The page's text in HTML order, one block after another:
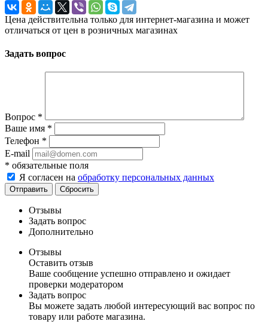
Цена действительна только для интернет-магазина и может
отличаться от цен в розничных магазинах
Задать вопрос
Вопрос *
Ваше имя *
Телефон *
E-mail
* обязательные поля
Я согласен на обработку персональных данных
Отправить Сбросить
Отзывы
Задать вопрос
Дополнительно
Отзывы
Оставить отзыв
Ваше сообщение успешно отправлено и ожидает
проверки модератором
Задать вопрос
Вы можете задать любой интересующий вас вопрос по
товару или работе магазина.